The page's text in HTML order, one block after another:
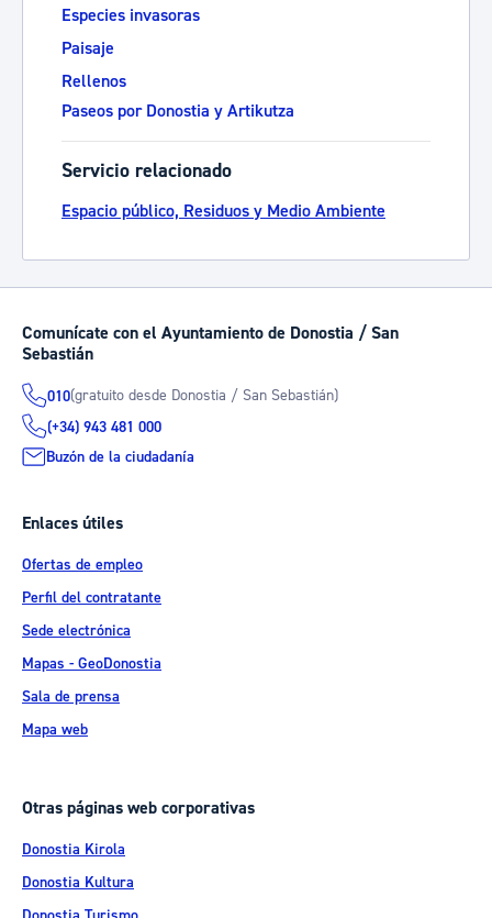
Especies invasoras
Paisaje
Rellenos
Paseos por Donostia y Artikutza
Servicio relacionado
Espacio público, Residuos y Medio Ambiente
Comunícate con el Ayuntamiento de Donostia / San
Sebastián
010(gratuito desde Donostia / San Sebastián)
(+34) 943 481 000
Buzón de la ciudadanía
Enlaces útiles
Ofertas de empleo
Perfil del contratante
Sede electrónica
Mapas - GeoDonostia
Sala de prensa
Mapa web
Otras páginas web corporativas
Donostia Kirola
Donostia Kultura